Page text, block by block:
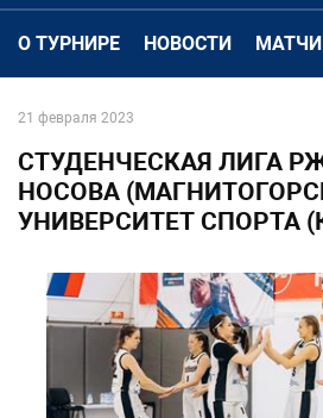
О ТУРНИРЕ НОВОСТИ МАТЧИ
21 февраля 2023
СТУДЕНЧЕСКАЯ ЛИГА
НОСОВА
УНИВЕРСИТЕТ СПОРТА